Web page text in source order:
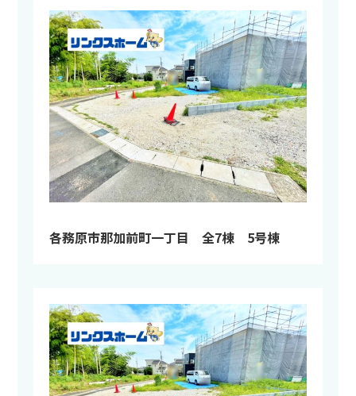
各務原市那加前町一丁目 全7棟 5号棟